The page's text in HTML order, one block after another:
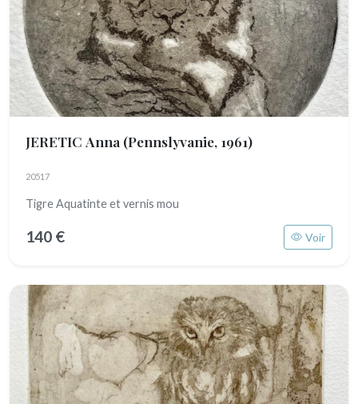
JERETIC Anna (Pennslyvanie, 1961)
20517
Tigre Aquatinte et vernis mou
140 € Voir